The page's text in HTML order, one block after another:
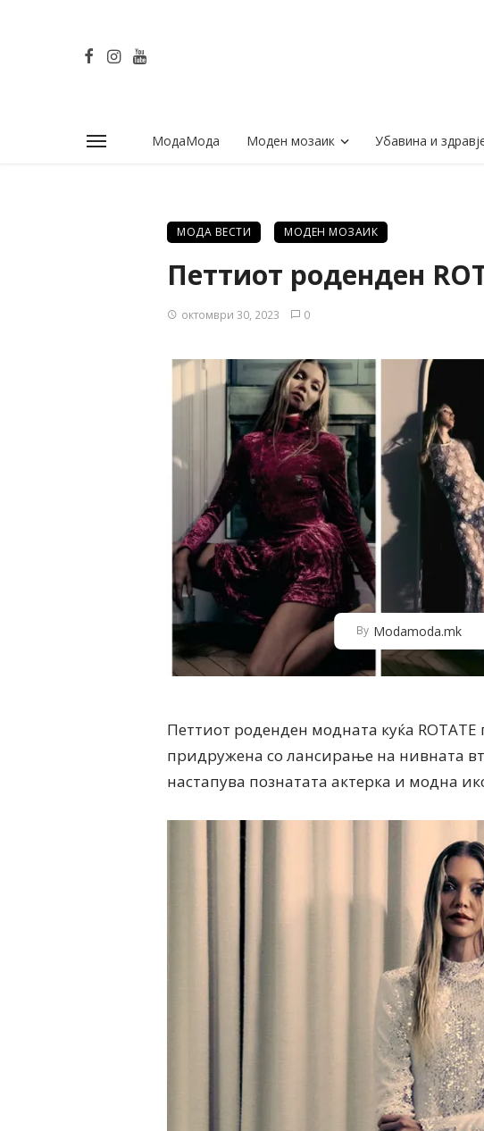
МодаМода Моден мозаик Убавина и
МОДА ВЕСТИ МОДЕН МОЗАИК
Петтиот роденден
октомври 30, 2023 0
By Modamoda.mk
Петтиот роденден модната куќа ROTATE
придружена со лансирање на нивната
настапува познатата актерка и модна
Алшар –
30
Дваесет
Антовска